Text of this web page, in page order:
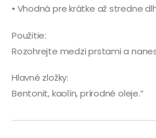
• Vhodná pre krátke až stredne
Použitie:
Rozohrejte medzi prstami a
Hlavné zložky:
Bentonit, kaolín, prírodné oleje.”